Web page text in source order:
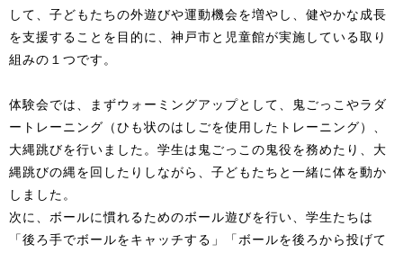
して、子どもたちの外遊びや運動機会を増やし、健やかな成長
を支援することを目的に、神戸市と児童館が実施している取り
組みの１つです。
体験会では、まずウォーミングアップとして、鬼ごっこやラダ
ートレーニング（ひも状のはしごを使用したトレーニング）、
大縄跳びを行いました。学生は鬼ごっこの鬼役を務めたり、大
縄跳びの縄を回したりしながら、子どもたちと一緒に体を動か
しました。
次に、ボールに慣れるためのボール遊びを行い、学生たちは
「後ろ手でボールをキャッチする」「ボールを後ろから投げて